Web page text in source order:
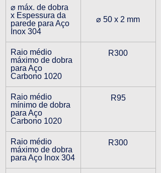
⌀ máx. de dobra
x Espessura da
parede para Aço
Inox 304
⌀ 50 x 2 mm
Raio médio
máximo de dobra
para Aço
Carbono 1020
R300
Raio médio
mínimo de dobra
para Aço
Carbono 1020
R95
Raio médio
máximo de dobra
para Aço Inox 304
R300